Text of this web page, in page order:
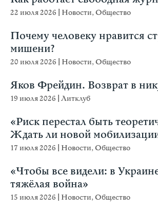
22 июля 2026 Новости,Общество
Почему человеку нравится
мишени?
20 июля 2026 Новости,Общество
Яков Фрейдин. Возврат в
19 июля 2026 Литклуб
«Риск перестал быть
Ждать ли новой
17 июля 2026 Новости,Общество
«Чтобы все видели: в
тяжёлая война»
15 июля 2026 Новости,Общество